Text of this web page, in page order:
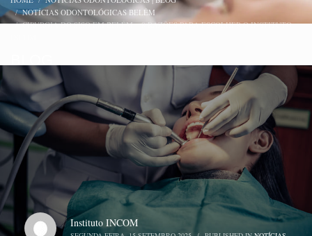
NOTÍCIAS ODONTOLÓGICAS BELÉM
CIRURGIA DO SISO EM BELÉM – 8 RAZÕES PARA ESCOLHER O INSTITUTO
Instituto INCOM